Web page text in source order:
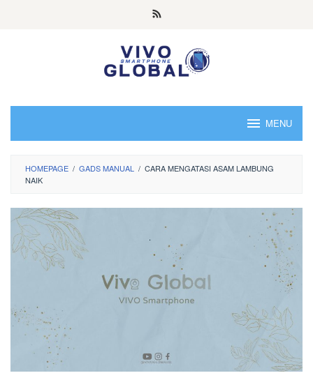
MENU
HOMEPAGE / GADS MANUAL / CARA MENGATASI ASAM LAMBUNG
NAIK